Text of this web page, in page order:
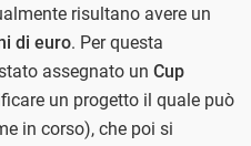
risultano avere un
di euro. Per questa
assegnato un Cup
un progetto il quale può
in corso), che poi si